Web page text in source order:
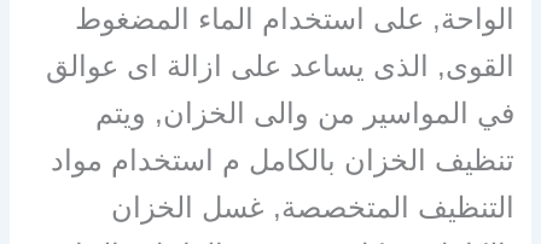
الواحة, على استخدام الماء المضغوط
القوى, الذى يساعد على ازالة اى عوالق
في المواسير من والى الخزان, ويتم
تنظيف الخزان بالكامل م استخدام مواد
التنظيف المتخصصة, غسل الخزان